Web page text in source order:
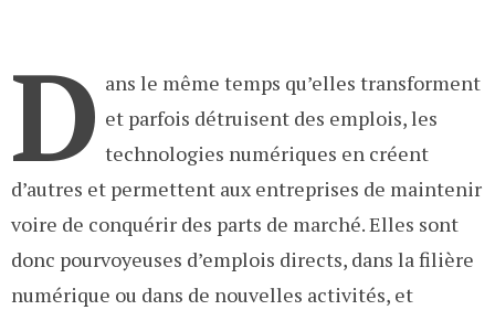
D ans le même temps qu’elles transforment
et parfois détruisent des emplois, les
technologies numériques en créent
d’autres et permettent aux entreprises de maintenir
voire de conquérir des parts de marché. Elles sont
donc pourvoyeuses d’emplois directs, dans la filière
numérique ou dans de nouvelles activités, et